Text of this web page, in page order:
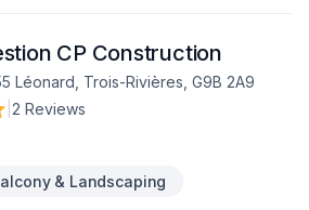
et nous aspirons à
le domaine.
CP Construction
Léonard, Trois-Rivières, G9B 2A9
2 Reviews
& Landscaping